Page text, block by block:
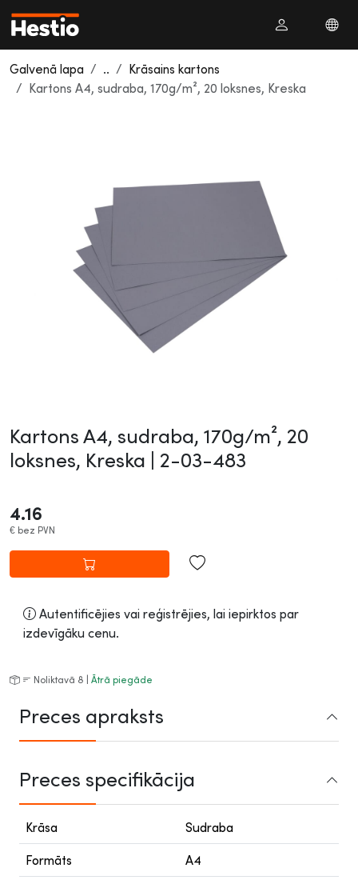
Galvenā lapa ..
Krāsains kartons
Kartons A4, sudraba, 170g/m², 20 loksnes, Kreska
Kartons A4, sudraba, 170g/m², 20
loksnes, Kreska | 2-03-483
4.16
€ bez PVN
Autentificējies vai reģistrējies, lai iepirktos par
izdevīgāku cenu.
Noliktavā 8 | Ātrā piegāde
Preces apraksts
Preces specifikācija
Krāsa Sudraba
Formāts A4